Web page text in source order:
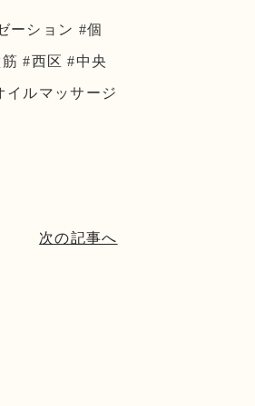
ーション #個
#西区 #中央
イルマッサージ
次の記事へ